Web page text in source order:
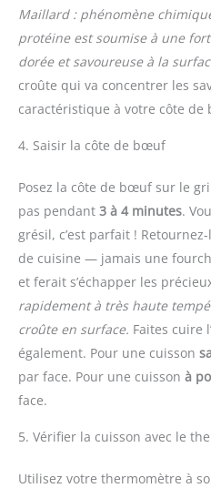
Maillard : phénomène
protéine est soumise à une
dorée et savoureuse à la
croûte qui va concentrer les
caractéristique à votre côte
4. Saisir la côte de bœuf
Posez la côte de bœuf sur le
pas pendant 3 à 4 minutes.
grésil, c’est parfait !
de cuisine — jamais une
et ferait s’échapper les
rapidement à très haute
croûte en surface. Faites cuire
également. Pour une cuisson
par face. Pour une cuisson à
face.
5. Vérifier la cuisson avec le
Utilisez votre thermomètre à